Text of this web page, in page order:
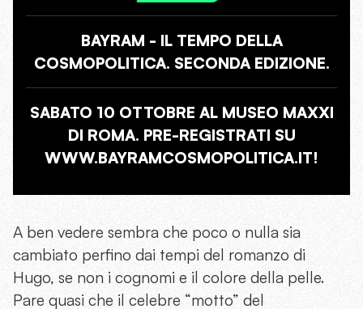
BAYRAM - IL TEMPO DELLA
COSMOPOLITICA. SECONDA EDIZIONE.
SABATO 10 OTTOBRE AL MUSEO MAXXI
DI ROMA. PRE-REGISTRATI SU
WWW.BAYRAMCOSMOPOLITICA.IT!
A ben vedere sembra che poco o nulla sia
cambiato perfino dai tempi del romanzo di
Hugo, se non i cognomi e il colore della pelle.
Pare quasi che il celebre “motto” del